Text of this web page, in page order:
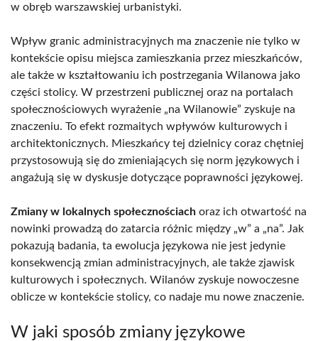
w obręb warszawskiej urbanistyki.
Wpływ granic administracyjnych ma znaczenie nie tylko w
kontekście opisu miejsca zamieszkania przez mieszkańców,
ale także w kształtowaniu ich postrzegania Wilanowa jako
części stolicy. W przestrzeni publicznej oraz na portalach
społecznościowych wyrażenie „na Wilanowie” zyskuje na
znaczeniu. To efekt rozmaitych wpływów kulturowych i
architektonicznych. Mieszkańcy tej dzielnicy coraz chętniej
przystosowują się do zmieniających się norm językowych i
angażują się w dyskusje dotyczące poprawności językowej.
Zmiany w lokalnych społecznościach oraz ich otwartość na
nowinki prowadzą do zatarcia różnic między „w” a „na”. Jak
pokazują badania, ta ewolucja językowa nie jest jedynie
konsekwencją zmian administracyjnych, ale także zjawisk
kulturowych i społecznych. Wilanów zyskuje nowoczesne
oblicze w kontekście stolicy, co nadaje mu nowe znaczenie.
W jaki sposób zmiany językowe